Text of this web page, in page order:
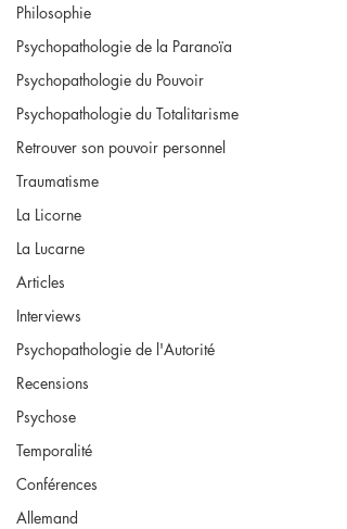
Philosophie
Psychopathologie de la Paranoïa
Psychopathologie du Pouvoir
Psychopathologie du Totalitarisme
Retrouver son pouvoir personnel
Traumatisme
La Licorne
La Lucarne
Articles
Interviews
Psychopathologie de l'Autorité
Recensions
Psychose
Temporalité
Conférences
Allemand